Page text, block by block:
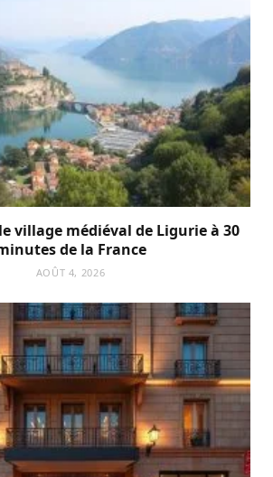
village médiéval de Ligurie à 30
de la France
AOÛT 4, 2026